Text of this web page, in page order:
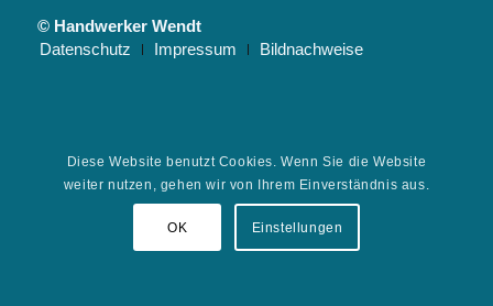
© Handwerker Wendt
Datenschutz
Impressum Bildnachweise
Diese Website benutzt Cookies. Wenn Sie die Website
weiter nutzen, gehen wir von Ihrem Einverständnis aus.
OK Einstellungen